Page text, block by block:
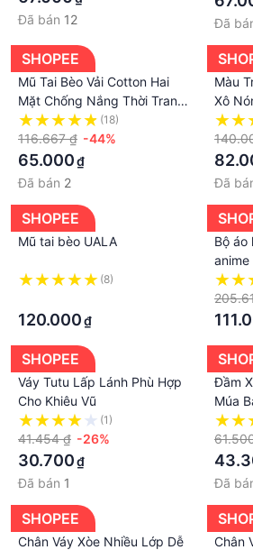
phục khác nhau để tạo nên
Đã bán 12
Đã
SHOPEE
Mũ Tai Bèo Vải Cotton Hai
Mặt Chống Nắng Thời Trang
Cho Bé
(18)
116.667 ₫ -44%
65.000₫
Đã bán 2
Màu
Xô
Đông
Ấm
Bé
Đã
SHOPEE
Mũ tai bèo UALA
(8)
120.000₫
Bộ áo
cho
SHOPEE
Váy Tutu Lấp Lánh Phù Hợp
Cho Khiêu Vũ
(1)
41.454 ₫ -26%
30.700₫
Đã bán 1
Đầm
Múa
Đã
SHOPEE
Chân Váy Xòe Nhiều Lớp Dễ
Chân